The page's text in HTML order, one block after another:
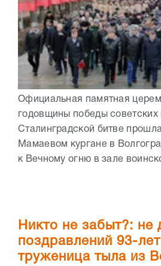
Официальная памятная
годовщины победы советских
Сталинградской битве
Мамаевом кургане в
к Вечному огню в зале
Никто не забыт?: не
поздравлений 93-
труженица тыла из